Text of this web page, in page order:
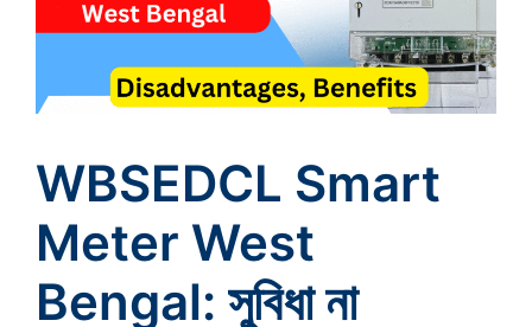
WBSEDCL Smart
Meter West
Bengal: সুবিধা না